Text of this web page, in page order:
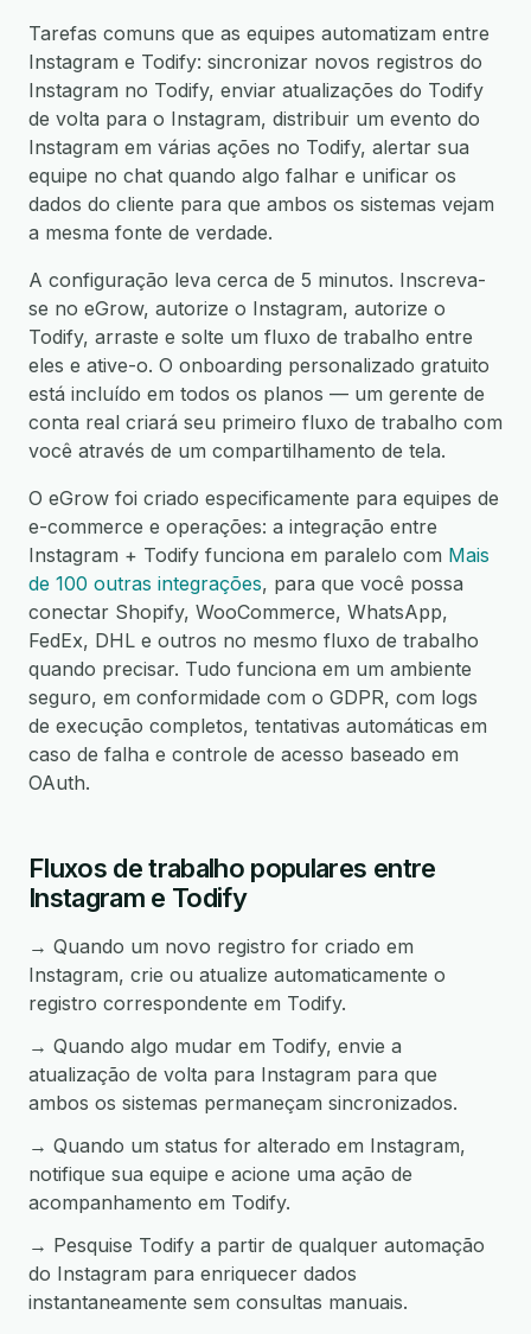
Tarefas comuns que as equipes automatizam entre
Instagram e Todify: sincronizar novos registros do
Instagram no Todify, enviar atualizações do Todify
de volta para o Instagram, distribuir um evento do
Instagram em várias ações no Todify, alertar sua
equipe no chat quando algo falhar e unificar os
dados do cliente para que ambos os sistemas vejam
a mesma fonte de verdade.
A configuração leva cerca de 5 minutos. Inscreva-
se no eGrow, autorize o Instagram, autorize o
Todify, arraste e solte um fluxo de trabalho entre
eles e ative-o. O onboarding personalizado gratuito
está incluído em todos os planos — um gerente de
conta real criará seu primeiro fluxo de trabalho com
você através de um compartilhamento de tela.
O eGrow foi criado especificamente para equipes de
e-commerce e operações: a integração entre
Instagram + Todify funciona em paralelo com Mais
de 100 outras integrações, para que você possa
conectar Shopify, WooCommerce, WhatsApp,
FedEx, DHL e outros no mesmo fluxo de trabalho
quando precisar. Tudo funciona em um ambiente
seguro, em conformidade com o GDPR, com logs
de execução completos, tentativas automáticas em
caso de falha e controle de acesso baseado em
OAuth.
Fluxos de trabalho populares entre
Instagram e Todify
→ Quando um novo registro for criado em
Instagram, crie ou atualize automaticamente o
registro correspondente em Todify.
→ Quando algo mudar em Todify, envie a
atualização de volta para Instagram para que
ambos os sistemas permaneçam sincronizados.
→ Quando um status for alterado em Instagram,
notifique sua equipe e acione uma ação de
acompanhamento em Todify.
→ Pesquise Todify a partir de qualquer automação
do Instagram para enriquecer dados
instantaneamente sem consultas manuais.